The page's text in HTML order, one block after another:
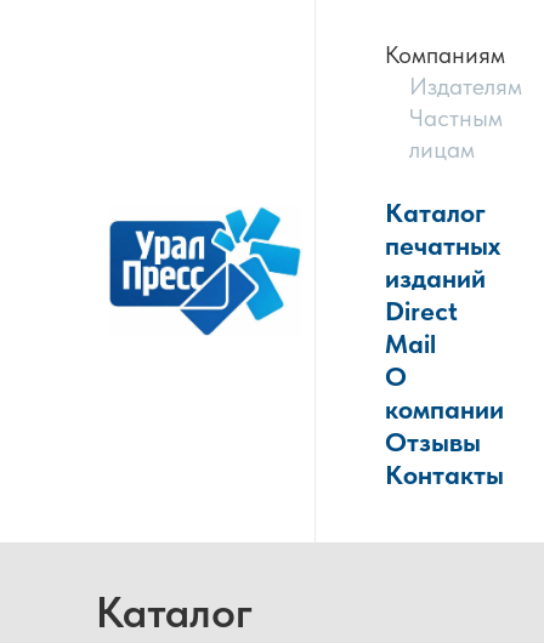
Компаниям
Издателям
Частным
лицам
Каталог
печатных
изданий
Direct
Mail
О
компании
Отзывы
Контакты
Каталог